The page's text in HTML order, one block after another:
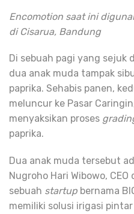
Encomotion saat ini
di Cisarua, Bandung
Di sebuah pagi yang sejuk
dua anak muda tampak
paprika. Sehabis panen,
meluncur ke Pasar
menyaksikan proses
paprika.
Dua anak muda tersebut
Nugroho Hari Wibowo, CEO
sebuah startup bernama
memiliki solusi irigasi